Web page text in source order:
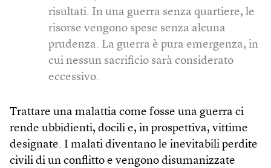
risultati. In una guerra senza quartiere, le
risorse vengono spese senza alcuna
prudenza. La guerra è pura emergenza, in
cui nessun sacrificio sarà considerato
eccessivo.
Trattare una malattia come fosse una guerra ci
rende ubbidienti, docili e, in prospettiva, vittime
designate. I malati diventano le inevitabili perdite
civili di un conflitto e vengono disumanizzate